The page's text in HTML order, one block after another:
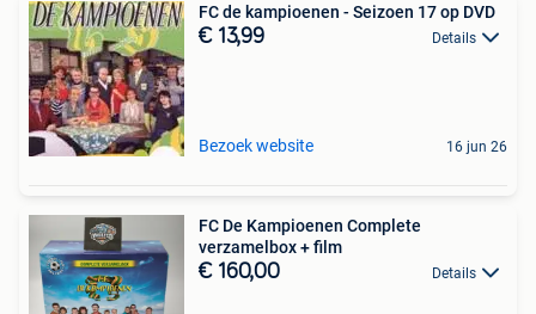
FC de kampioenen - Seizoen 17 op DVD
€ 13,99 Details
Bezoek website 16 jun 26
FC De Kampioenen Complete
verzamelbox + film
€ 160,00 Details